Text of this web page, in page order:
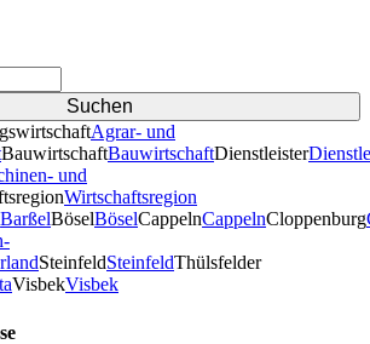
Agrar- und
BauwirtschaftBauwirtschaftDienstleister
und
Wirtschaftsregion
BarßelBöselBöselCappelnCappelnCloppenburg
SteinfeldSteinfeldThülsfelder
VisbekVisbek